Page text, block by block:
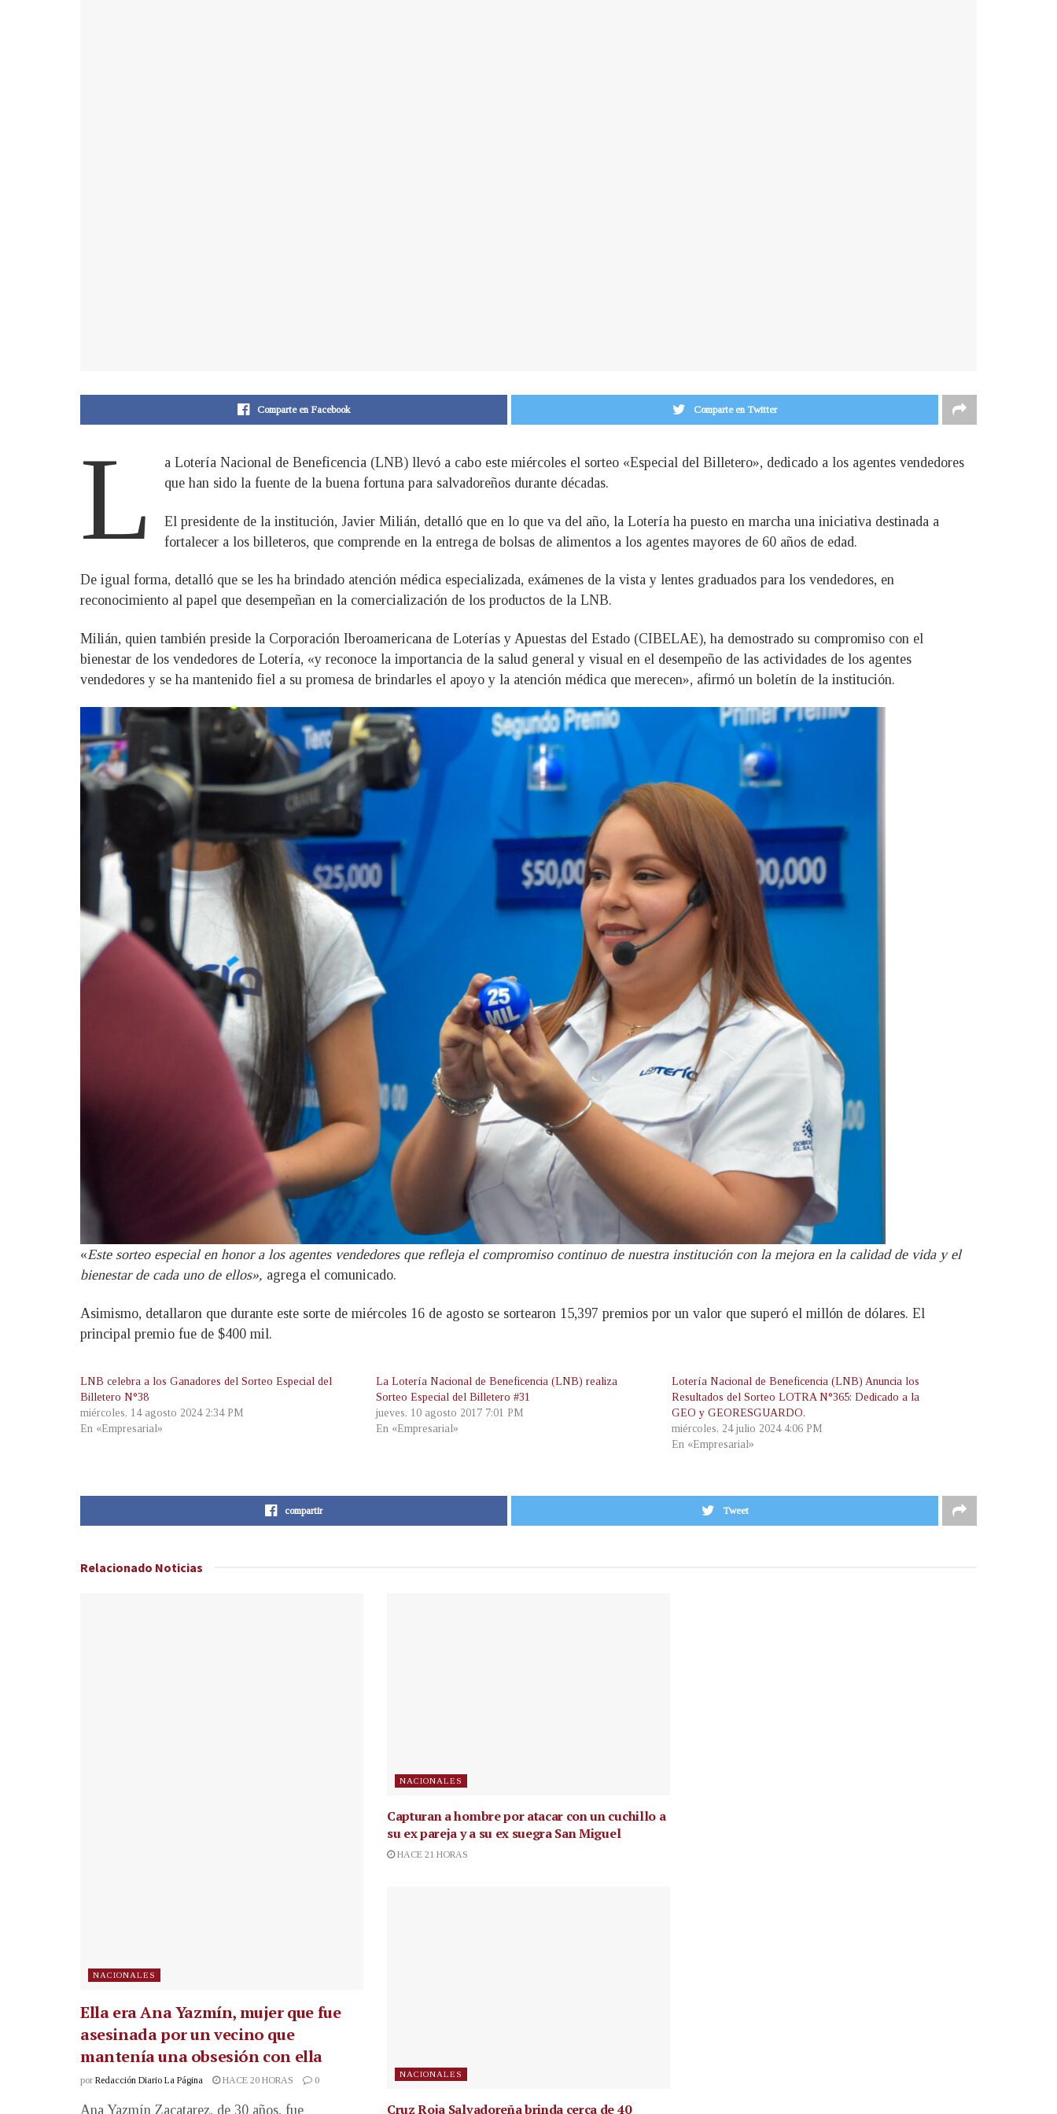
Comparte en Facebook Comparte en Twitter
L
a Lotería Nacional de Beneficencia (LNB) llevó a cabo este miércoles el sorteo «Especial del Billetero», dedicado a los agentes vendedores
que han sido la fuente de la buena fortuna para salvadoreños durante décadas.
El presidente de la institución, Javier Milián, detalló que en lo que va del año, la Lotería ha puesto en marcha una iniciativa destinada a
fortalecer a los billeteros, que comprende en la entrega de bolsas de alimentos a los agentes mayores de 60 años de edad.
De igual forma, detalló que se les ha brindado atención médica especializada, exámenes de la vista y lentes graduados para los vendedores, en
reconocimiento al papel que desempeñan en la comercialización de los productos de la LNB.
Milián, quien también preside la Corporación Iberoamericana de Loterías y Apuestas del Estado (CIBELAE), ha demostrado su compromiso con el
bienestar de los vendedores de Lotería, «y reconoce la importancia de la salud general y visual en el desempeño de las actividades de los agentes
vendedores y se ha mantenido fiel a su promesa de brindarles el apoyo y la atención médica que merecen», afirmó un boletín de la institución.
«Este sorteo especial en honor a los agentes vendedores que refleja el compromiso continuo de nuestra institución con la mejora en la calidad de vida y el
bienestar de cada uno de ellos», agrega el comunicado.
Asimismo, detallaron que durante este sorte de miércoles 16 de agosto se sortearon 15,397 premios por un valor que superó el millón de dólares. El
principal premio fue de $400 mil.
LNB celebra a los Ganadores del Sorteo Especial del
Billetero N°38
miércoles, 14 agosto 2024 2:34 PM
En «Empresarial»
La Lotería Nacional de Beneficencia (LNB) realiza
Sorteo Especial del Billetero #31
jueves, 10 agosto 2017 7:01 PM
En «Empresarial»
Lotería Nacional de Beneficencia (LNB) Anuncia los
Resultados del Sorteo LOTRA N°365: Dedicado a la
GEO y GEORESGUARDO.
miércoles, 24 julio 2024 4:06 PM
En «Empresarial»
compartir Tweet
Relacionado Noticias
NACIONALES
Ella era Ana Yazmín, mujer que fue
asesinada por un vecino que
mantenía una obsesión con ella
por Redacción Diario La Página HACE 20 HORAS 0
Ana Yazmín Zacatarez, de 30 años, fue
NACIONALES
Capturan a hombre por atacar con un cuchillo a
su ex pareja y a su ex suegra San Miguel
HACE 21 HORAS
NACIONALES
Cruz Roja Salvadoreña brinda cerca de 40